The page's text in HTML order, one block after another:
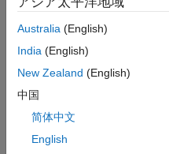
い
ま
せ
ご
希
望
Australia (English)
India (English)
New Zealand (English)
中国
简体中文
English